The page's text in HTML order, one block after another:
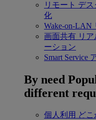
リモート デ
化
Wake-on-LAN
画面共有 リ
ーション
Smart Service
By need
different
個人利用 ど